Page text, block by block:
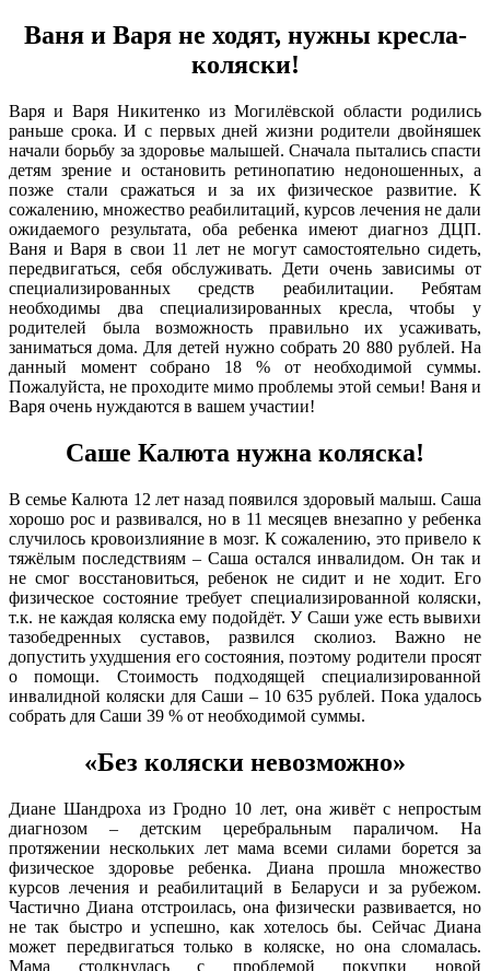
Ваня и Варя не ходят, нужны кресла-
коляски!
Варя и Варя Никитенко из Могилёвской области родились
раньше срока. И с первых дней жизни родители двойняшек
начали борьбу за здоровье малышей. Сначала пытались спасти
детям зрение и остановить ретинопатию недоношенных, а
позже стали сражаться и за их физическое развитие. К
сожалению, множество реабилитаций, курсов лечения не дали
ожидаемого результата, оба ребенка имеют диагноз ДЦП.
Ваня и Варя в свои 11 лет не могут самостоятельно сидеть,
передвигаться, себя обслуживать. Дети очень зависимы от
специализированных средств реабилитации. Ребятам
необходимы два специализированных кресла, чтобы у
родителей была возможность правильно их усаживать,
заниматься дома. Для детей нужно собрать 20 880 рублей. На
данный момент собрано 18 % от необходимой суммы.
Пожалуйста, не проходите мимо проблемы этой семьи! Ваня и
Варя очень нуждаются в вашем участии!
Саше Калюта нужна коляска!
В семье Калюта 12 лет назад появился здоровый малыш. Саша
хорошо рос и развивался, но в 11 месяцев внезапно у ребенка
случилось кровоизлияние в мозг. К сожалению, это привело к
тяжёлым последствиям – Саша остался инвалидом. Он так и
не смог восстановиться, ребенок не сидит и не ходит. Его
физическое состояние требует специализированной коляски,
т.к. не каждая коляска ему подойдёт. У Саши уже есть вывихи
тазобедренных суставов, развился сколиоз. Важно не
допустить ухудшения его состояния, поэтому родители просят
о помощи. Стоимость подходящей специализированной
инвалидной коляски для Саши – 10 635 рублей. Пока удалось
собрать для Саши 39 % от необходимой суммы.
«Без коляски невозможно»
Диане Шандроха из Гродно 10 лет, она живёт с непростым
диагнозом – детским церебральным параличом. На
протяжении нескольких лет мама всеми силами борется за
физическое здоровье ребенка. Диана прошла множество
курсов лечения и реабилитаций в Беларуси и за рубежом.
Частично Диана отстроилась, она физически развивается, но
не так быстро и успешно, как хотелось бы. Сейчас Диана
может передвигаться только в коляске, но она сломалась.
Мама столкнулась с проблемой покупки новой